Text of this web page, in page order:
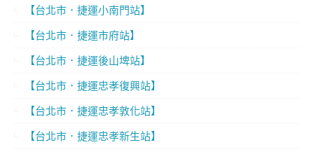
【台北市．捷運小南門站】
【台北市．捷運市府站】
【台北市．捷運後山埤站】
【台北市．捷運忠孝復興站】
【台北市．捷運忠孝敦化站】
【台北市．捷運忠孝新生站】